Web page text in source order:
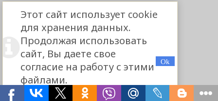
Этот сайт использует cookie
для хранения данных.
Продолжая использовать
сайт, Вы даете свое
согласие на работу с этими
файлами.